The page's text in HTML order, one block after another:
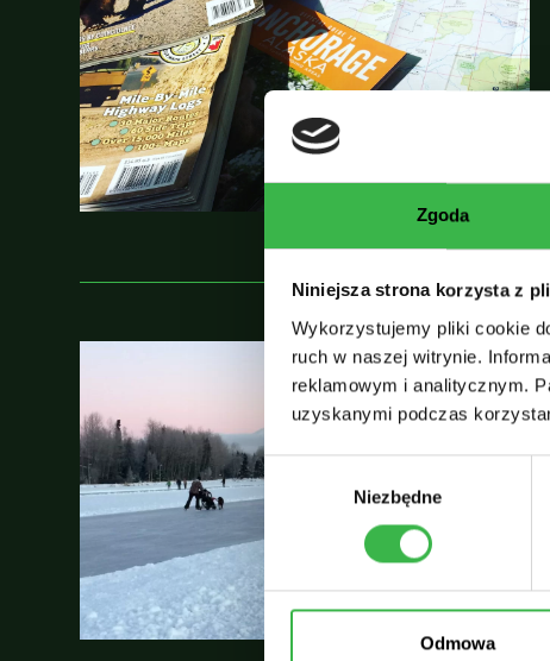
Zgoda
Niniejsza strona korzysta z
Wykorzystujemy pliki cookie
ruch w naszej witrynie.
reklamowym i analitycznym.
uzyskanymi podczas
W
y
g
Niezbędne
Odmowa